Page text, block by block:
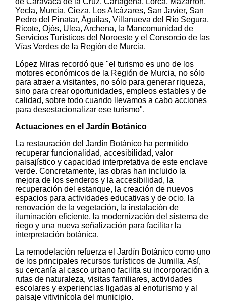
Yecla, Murcia, Cieza, Los Alcázares, San Javier, San
Pedro del Pinatar, Águilas, Villanueva del Río Segura,
Ricote, Ojós, Ulea, Archena, la Mancomunidad de
Servicios Turísticos del Noroeste y el Consorcio de las
Vías Verdes de la Región de Murcia.
López Miras recordó que "el turismo es uno de los
motores económicos de la Región de Murcia, no sólo
para atraer a visitantes, no sólo para generar riqueza,
sino para crear oportunidades, empleos estables y de
calidad, sobre todo cuando llevamos a cabo acciones
para desestacionalizar ese turismo".
Actuaciones en el Jardín Botánico
La restauración del Jardín Botánico ha permitido
recuperar funcionalidad, accesibilidad, valor
paisajístico y capacidad interpretativa de este enclave
verde. Concretamente, las obras han incluido la
mejora de los senderos y la accesibilidad, la
recuperación del estanque, la creación de nuevos
espacios para actividades educativas y de ocio, la
renovación de la vegetación, la instalación de
iluminación eficiente, la modernización del sistema de
riego y una nueva señalización para facilitar la
interpretación botánica.
La remodelación refuerza el Jardín Botánico como uno
de los principales recursos turísticos de Jumilla. Así,
su cercanía al casco urbano facilita su incorporación a
rutas de naturaleza, visitas familiares, actividades
escolares y experiencias ligadas al enoturismo y al
paisaje vitivinícola del municipio.